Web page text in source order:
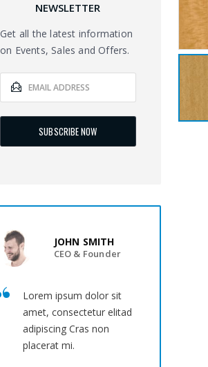
NEWSLETTER
Get all the latest information
on Events, Sales and Offers.
JOHN SMITH
CEO & Founder
Lorem ipsum dolor sit
amet, consectetur elitad
adipiscing Cras non
placerat mi.